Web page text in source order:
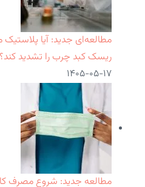
مطالعه‌ای جدید: آیا
ریسک کبد چرب را تشدید کند؟
۱۴۰۵-۰۵-۱۷
مطالعه جدید: شروع مصرف